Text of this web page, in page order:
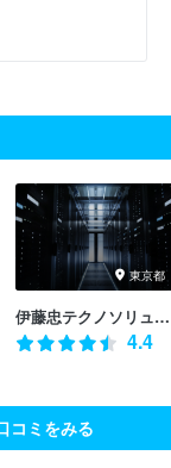
東京都
伊藤忠テクノソリューションズ株式会社
4.4
コミをみる